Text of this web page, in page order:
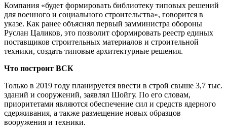
Компания «будет формировать библиотеку типовых решений
для военного и социального строительства», говорится в
указе. Как ранее объяснял первый замминистра обороны
Руслан Цаликов, это позволит сформировать реестр единых
поставщиков строительных материалов и строительной
техники, создать типовые архитектурные решения.
Что построит ВСК
Только в 2019 году планируется ввести в строй свыше 3,7 тыс.
зданий и сооружений, заявлял Шойгу. По его словам,
приоритетами являются обеспечение сил и средств ядерного
сдерживания, а также размещение новых образцов
вооружения и техники.